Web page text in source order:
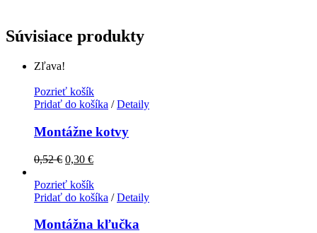
Súvisiace produkty
Zľava!
Pozrieť košík
Pridať do košíka / Detaily
Montážne kotvy
0,52€ 0,30 €
Pozrieť košík
Pridať do košíka / Detaily
Montážna kľučka